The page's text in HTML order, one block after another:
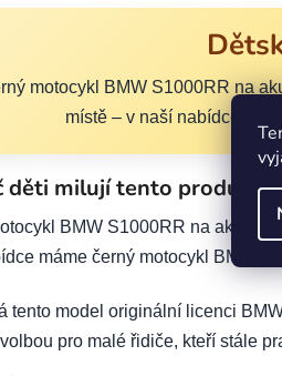
motocykl BMW S1000RR na
místě – v naší nabídce
děti milují tento produkt
BMW S1000RR na
máme černý motocykl BMW
tento model originální licenci
pro malé řidiče, kteří stále